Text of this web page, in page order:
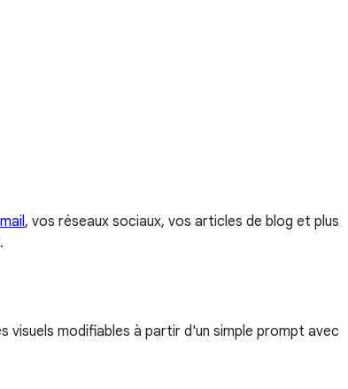
, vos réseaux sociaux, vos articles de blog et plus
modifiables à partir d'un simple prompt avec